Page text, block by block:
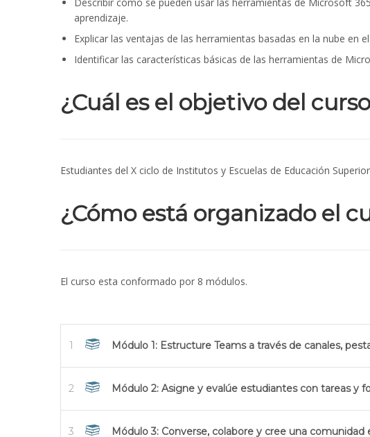
Describir cómo se pueden usar las herramientas de Microsoft
aprendizaje.
Explicar las ventajas de las herramientas basadas en la nube en
Identificar las características básicas de las herramientas de
¿Cuál es el objetivo del
Estudiantes del X ciclo de Institutos y Escuelas de Educación
¿Cómo está organizado el
El curso esta conformado por 8 módulos.
1 Módulo 1: Estructure Teams a través de canales,
2 Módulo 2: Asigne y evalúe estudiantes con tareas y
3 Módulo 3: Converse, colabore y cree una comunidad